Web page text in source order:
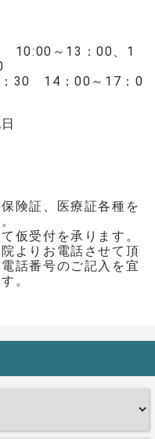
10:00～13：00、1
30 14：00～17：0
険証、医療証各種を
仮受付を承ります。
よりお電話させて頂
話番号のご記入を宜
。